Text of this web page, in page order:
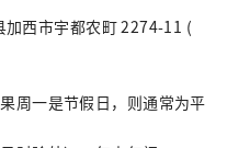
西市宇都农町 2274-11 (
周一是节假日，则通常为平